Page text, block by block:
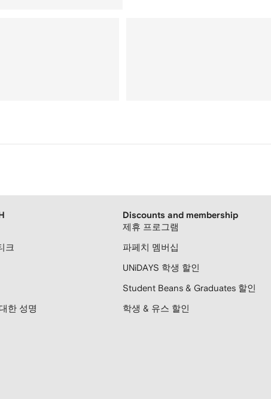
크
한 성명
Discounts and membership
제휴 프로그램
파페치 멤버십
UNiDAYS 학생 할인
Student Beans & Graduates 할인
학생 & 유스 할인